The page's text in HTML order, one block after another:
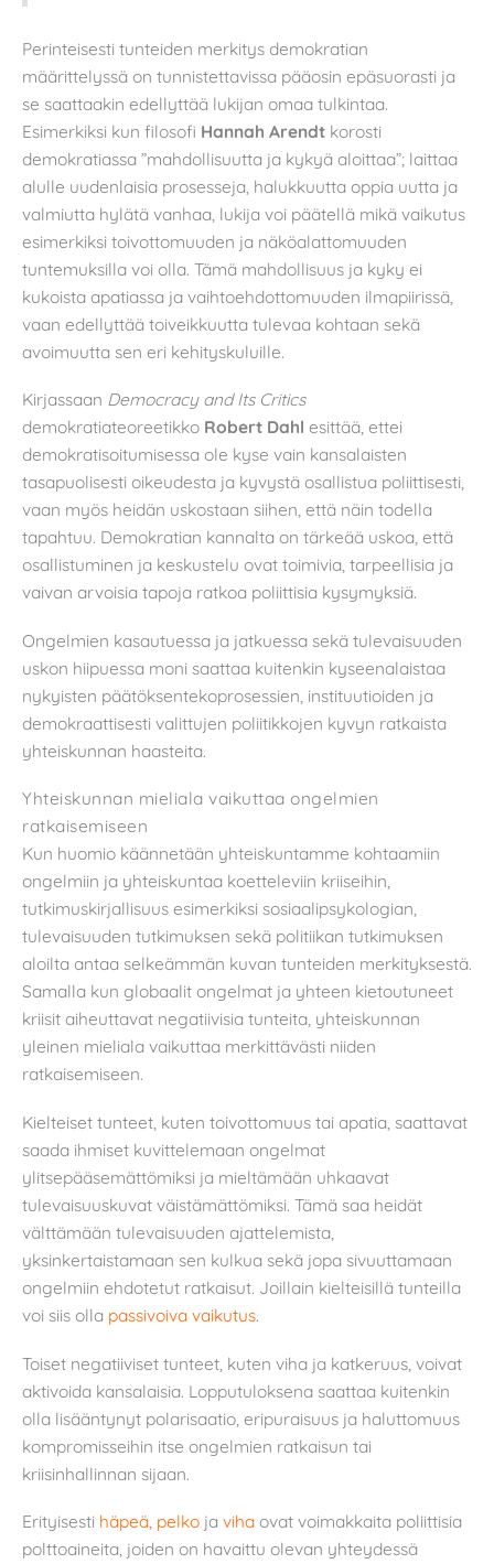
Perinteisesti tunteiden merkitys demokratian
määrittelyssä on tunnistettavissa pääosin epäsuorasti ja
se saattaakin edellyttää lukijan omaa tulkintaa.
Esimerkiksi kun filosofi Hannah Arendt korosti
demokratiassa ”mahdollisuutta ja kykyä aloittaa”; laittaa
alulle uudenlaisia prosesseja, halukkuutta oppia uutta ja
valmiutta hylätä vanhaa, lukija voi päätellä mikä vaikutus
esimerkiksi toivottomuuden ja näköalattomuuden
tuntemuksilla voi olla. Tämä mahdollisuus ja kyky ei
kukoista apatiassa ja vaihtoehdottomuuden ilmapiirissä,
vaan edellyttää toiveikkuutta tulevaa kohtaan sekä
avoimuutta sen eri kehityskuluille.
Kirjassaan Democracy and Its Critics
demokratiateoreetikko Robert Dahl esittää, ettei
demokratisoitumisessa ole kyse vain kansalaisten
tasapuolisesti oikeudesta ja kyvystä osallistua poliittisesti,
vaan myös heidän uskostaan siihen, että näin todella
tapahtuu. Demokratian kannalta on tärkeää uskoa, että
osallistuminen ja keskustelu ovat toimivia, tarpeellisia ja
vaivan arvoisia tapoja ratkoa poliittisia kysymyksiä.
Ongelmien kasautuessa ja jatkuessa sekä tulevaisuuden
uskon hiipuessa moni saattaa kuitenkin kyseenalaistaa
nykyisten päätöksentekoprosessien, instituutioiden ja
demokraattisesti valittujen poliitikkojen kyvyn ratkaista
yhteiskunnan haasteita.
Yhteiskunnan mieliala vaikuttaa ongelmien
ratkaisemiseen
Kun huomio käännetään yhteiskuntamme kohtaamiin
ongelmiin ja yhteiskuntaa koetteleviin kriiseihin,
tutkimuskirjallisuus esimerkiksi sosiaalipsykologian,
tulevaisuuden tutkimuksen sekä politiikan tutkimuksen
aloilta antaa selkeämmän kuvan tunteiden merkityksestä.
Samalla kun globaalit ongelmat ja yhteen kietoutuneet
kriisit aiheuttavat negatiivisia tunteita, yhteiskunnan
yleinen mieliala vaikuttaa merkittävästi niiden
ratkaisemiseen.
Kielteiset tunteet, kuten toivottomuus tai apatia, saattavat
saada ihmiset kuvittelemaan ongelmat
ylitsepääsemättömiksi ja mieltämään uhkaavat
tulevaisuuskuvat väistämättömiksi. Tämä saa heidät
välttämään tulevaisuuden ajattelemista,
yksinkertaistamaan sen kulkua sekä jopa sivuuttamaan
ongelmiin ehdotetut ratkaisut. Joillain kielteisillä tunteilla
voi siis olla passivoiva vaikutus.
Toiset negatiiviset tunteet, kuten viha ja katkeruus, voivat
aktivoida kansalaisia. Lopputuloksena saattaa kuitenkin
olla lisääntynyt polarisaatio, eripuraisuus ja haluttomuus
kompromisseihin itse ongelmien ratkaisun tai
kriisinhallinnan sijaan.
Erityisesti häpeä, pelko ja viha ovat voimakkaita poliittisia
polttoaineita, joiden on havaittu olevan yhteydessä